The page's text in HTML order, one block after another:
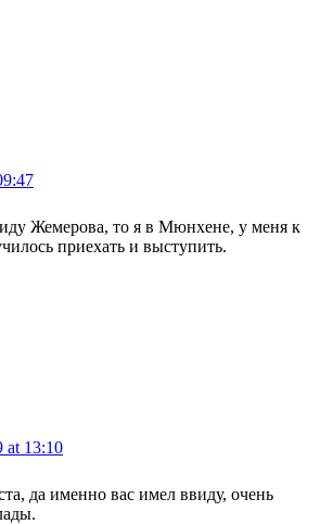
Жемерова, то я в Мюнхене, у меня к
приехать и выступить.
at 13:10
да именно вас имел ввиду, очень